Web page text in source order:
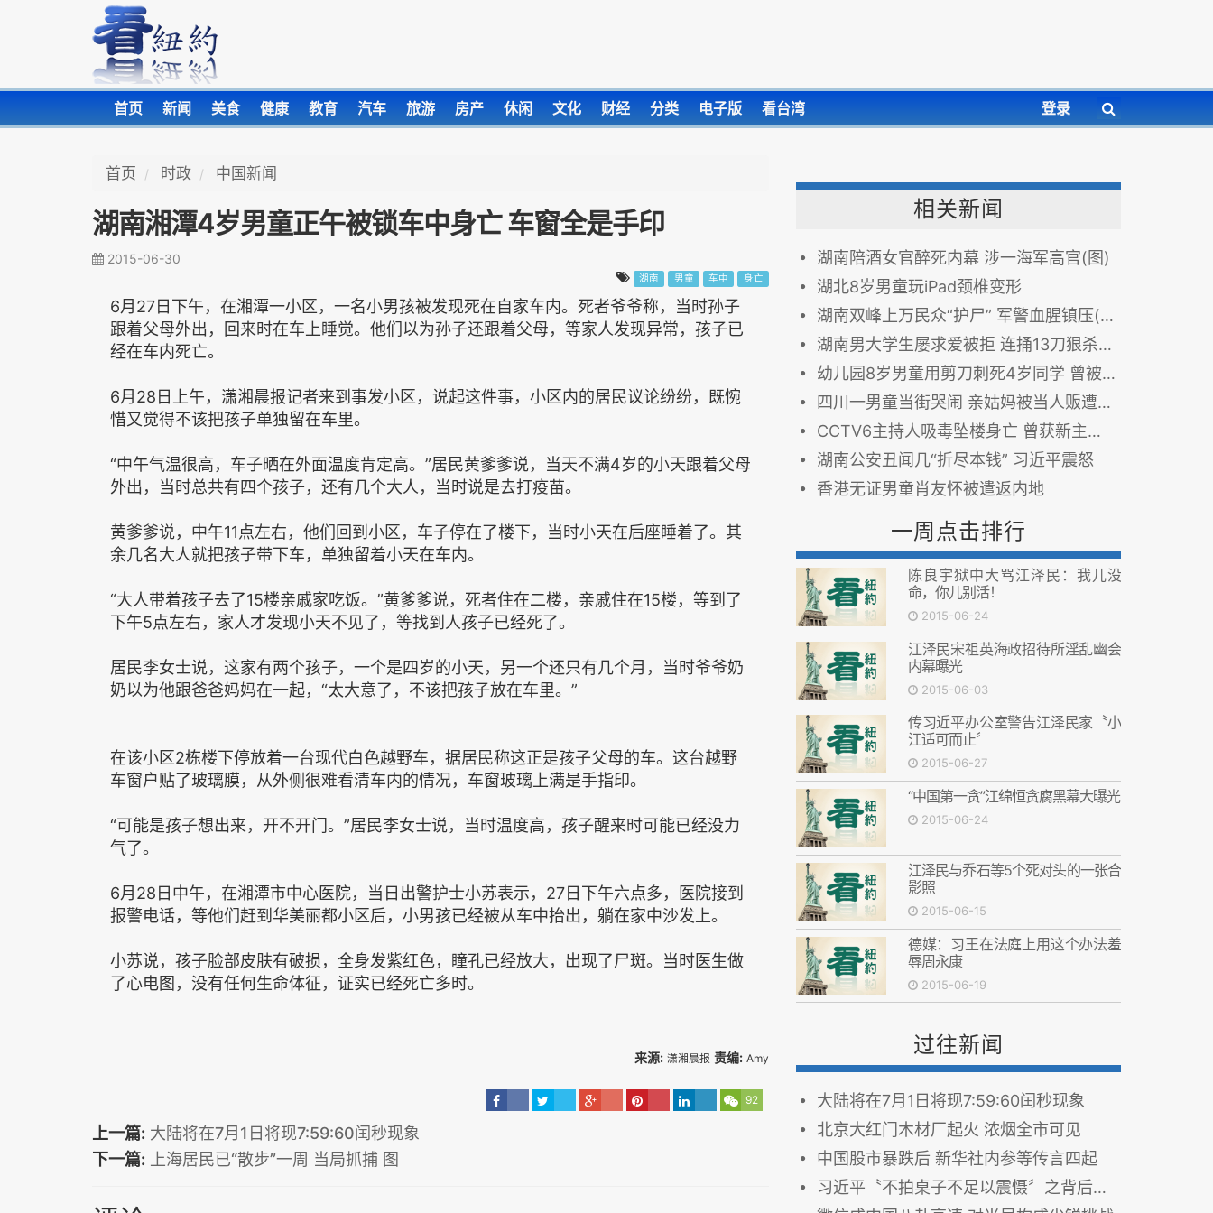
首页 新闻 美食 健康 教育 汽车 旅游 房产 休闲 文化 财经 分类 电子版 看台湾 登录
首页 时政 中国新闻
湖南湘潭4岁男童正午被锁车中身亡 车窗全是手印
2015-06-30
湖南 男童 车中 身亡
6月27日下午，在湘潭一小区，一名小男孩被发现死在自家车内。死者爷爷称，当时孙子
跟着父母外出，回来时在车上睡觉。他们以为孙子还跟着父母，等家人发现异常，孩子已
经在车内死亡。
6月28日上午，潇湘晨报记者来到事发小区，说起这件事，小区内的居民议论纷纷，既惋
惜又觉得不该把孩子单独留在车里。
“中午气温很高，车子晒在外面温度肯定高。”居民黄爹爹说，当天不满4岁的小天跟着父母
外出，当时总共有四个孩子，还有几个大人，当时说是去打疫苗。
黄爹爹说，中午11点左右，他们回到小区，车子停在了楼下，当时小天在后座睡着了。其
余几名大人就把孩子带下车，单独留着小天在车内。
“大人带着孩子去了15楼亲戚家吃饭。”黄爹爹说，死者住在二楼，亲戚住在15楼，等到了
下午5点左右，家人才发现小天不见了，等找到人孩子已经死了。
居民李女士说，这家有两个孩子，一个是四岁的小天，另一个还只有几个月，当时爷爷奶
奶以为他跟爸爸妈妈在一起，“太大意了，不该把孩子放在车里。”
在该小区2栋楼下停放着一台现代白色越野车，据居民称这正是孩子父母的车。这台越野
车窗户贴了玻璃膜，从外侧很难看清车内的情况，车窗玻璃上满是手指印。
“可能是孩子想出来，开不开门。”居民李女士说，当时温度高，孩子醒来时可能已经没力
气了。
6月28日中午，在湘潭市中心医院，当日出警护士小苏表示，27日下午六点多，医院接到
报警电话，等他们赶到华美丽都小区后，小男孩已经被从车中抬出，躺在家中沙发上。
小苏说，孩子脸部皮肤有破损，全身发紫红色，瞳孔已经放大，出现了尸斑。当时医生做
了心电图，没有任何生命体征，证实已经死亡多时。
来源: 潇湘晨报 责编: Amy
92
上一篇: 大陆将在7月1日将现7:59:60闰秒现象
下一篇:
上海居民已“散步”一周 当局抓捕 图
相关新闻
湖南陪酒女官醉死内幕 涉一海军高官(图)
湖北8岁男童玩iPad颈椎变形
湖南双峰上万民众“护尸” 军警血腥镇压(图)
湖南男大学生屡求爱被拒 连捅13刀狠杀学妹
幼儿园8岁男童用剪刀刺死4岁同学 曾被学校开除
四川一男童当街哭闹 亲姑妈被当人贩遭暴打
CCTV6主持人吸毒坠楼身亡 曾获新主播第五名(图)
湖南公安丑闻几“折尽本钱” 习近平震怒
香港无证男童肖友怀被遣返内地
一周点击排行
陈良宇狱中大骂江泽民：我儿没
命，你儿别活！
2015-06-24
江泽民宋祖英海政招待所淫乱幽会
内幕曝光
2015-06-03
传习近平办公室警告江泽民家〝小
江适可而止〞
2015-06-27
“中国第一贪”江绵恒贪腐黑幕大曝光
2015-06-24
江泽民与乔石等5个死对头的一张合
影照
2015-06-15
德媒：习王在法庭上用这个办法羞
辱周永康
2015-06-19
过往新闻
大陆将在7月1日将现7:59:60闰秒现象
北京大红门木材厂起火 浓烟全市可见
中国股市暴跌后 新华社内参等传言四起
习近平〝不拍桌子不足以震慑〞之背后隐情